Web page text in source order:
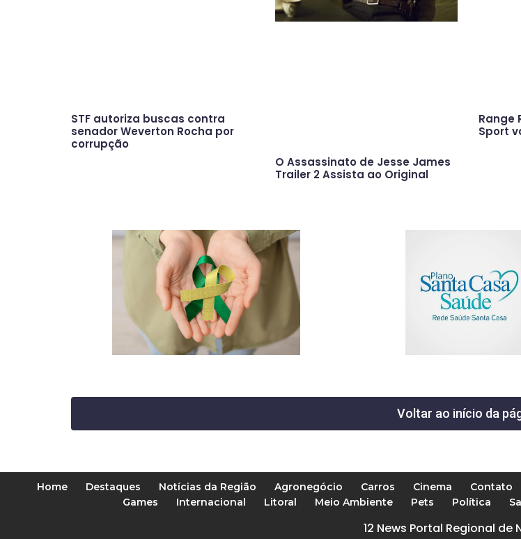
STF autoriza buscas contra
senador Weverton Rocha por
corrupção
O Assassinato de Jesse James
Trailer 2 Assista ao Original
Range
Sport
Voltar ao início da
Home Destaques Notícias da Região Agronegócio Carros Cinema Contato
Games
Internacional Litoral Meio Ambiente Pets Política
12 News Portal Regional de